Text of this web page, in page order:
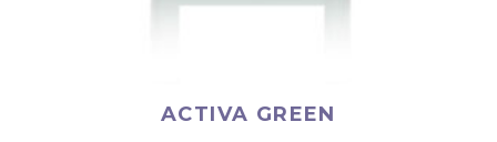
ACTIVA GREEN